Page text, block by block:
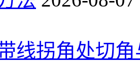
线拐角处切